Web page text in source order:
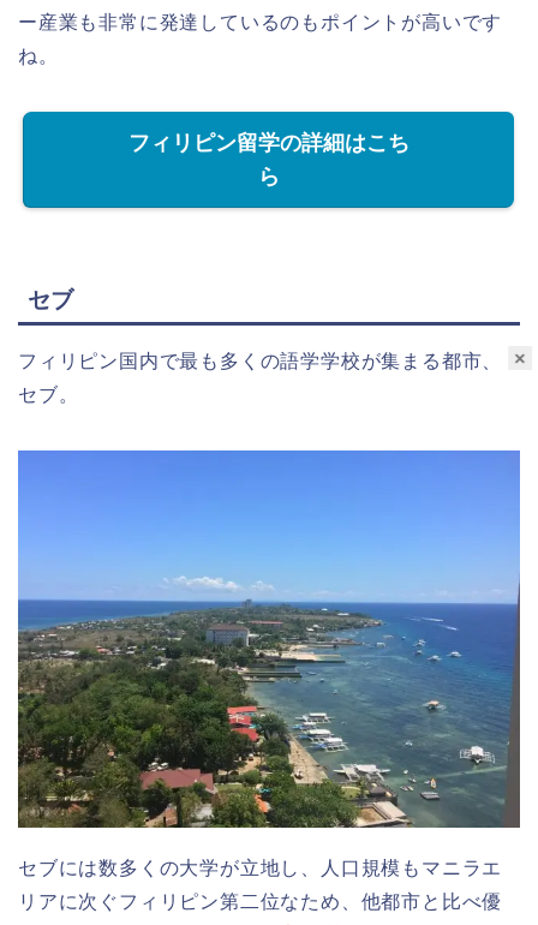
ー産業も非常に発達しているのもポイントが高いです
ね。
フィリピン留学の詳細はこち
ら
セブ
フィリピン国内で最も多くの語学学校が集まる都市、
セブ。
セブには数多くの大学が立地し、人口規模もマニラエ
リアに次ぐフィリピン第二位なため、他都市と比べ優
×